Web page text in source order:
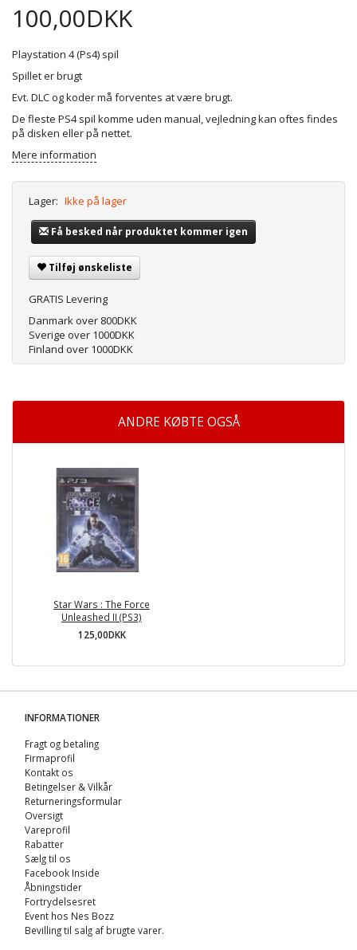
100,00DKK
Playstation 4 (Ps4) spil
Spillet er brugt
Evt. DLC og koder må forventes at være brugt.
De fleste PS4 spil komme uden manual, vejledning kan oftes findes
på disken eller på nettet.
Mere information
Lager: Ikke på lager
Få besked når produktet kommer igen
Tilføj ønskeliste
GRATIS Levering
Danmark over 800DKK
Sverige over 1000DKK
Finland over 1000DKK
ANDRE KØBTE OGSÅ
Star Wars : The Force
Unleashed II (PS3)
125,00DKK
INFORMATIONER
Fragt og betaling
Firmaprofil
Kontakt os
Betingelser & Vilkår
Returneringsformular
Oversigt
Vareprofil
Rabatter
Sælg til os
Facebook Inside
Åbningstider
Fortrydelsesret
Event hos Nes Bozz
Bevilling til salg af brugte varer.